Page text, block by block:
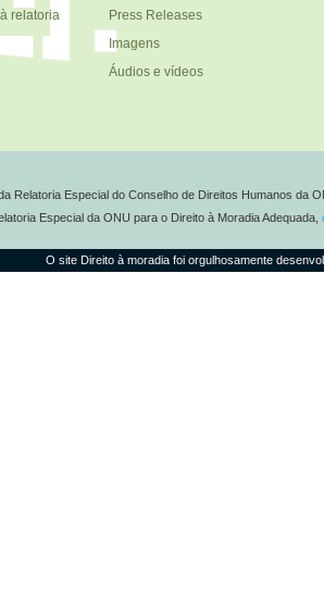
relatoria
Press Releases
Imagens
Áudios e vídeos
Relatoria Especial do Conselho de Direitos Humanos da
Especial da ONU para o Direito à Moradia Adequada,
O site Direito à moradia foi orgulhosamente